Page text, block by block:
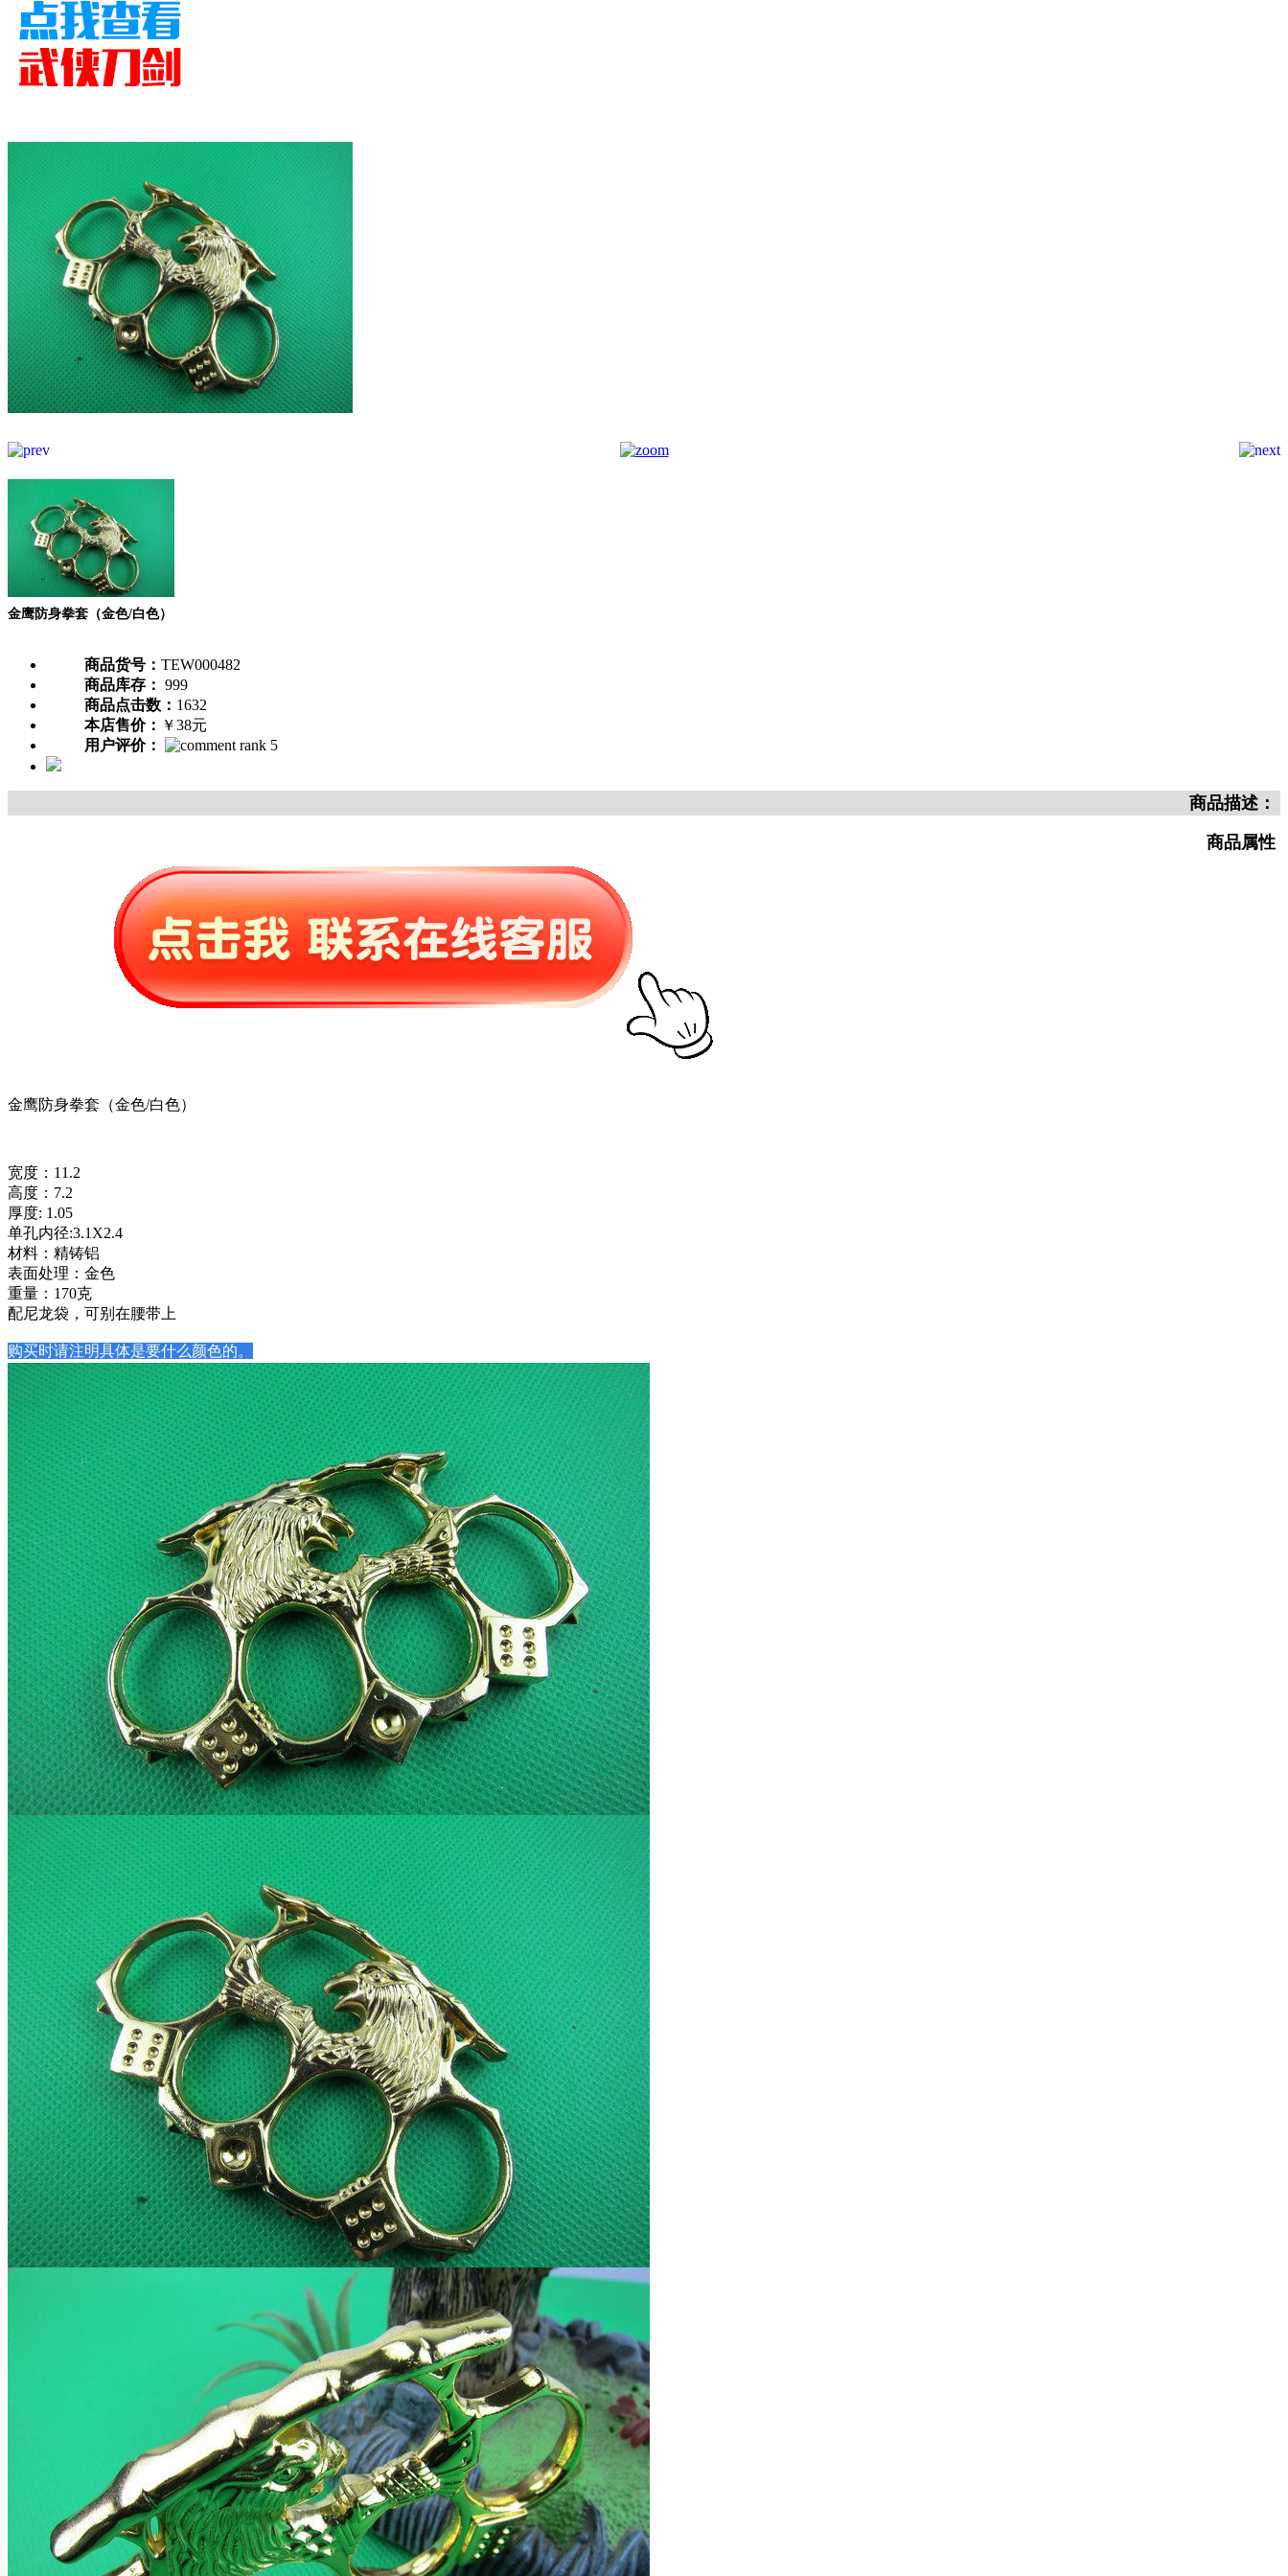
金鹰防身拳套（金色/白色）
商品货号： TEW000482
商品库存： 999
商品点击数： 1632
本店售价： ￥38元
用户评价：
商品描述：
商品属性
金鹰防身拳套（金色/白色）
宽度：11.2
高度：7.2
厚度: 1.05
单孔内径:3.1X2.4
材料：精铸铝
表面处理：金色
重量：170克
配尼龙袋，可别在腰带上
购买时请注明具体是要什么颜色的。